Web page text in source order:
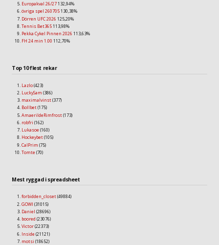
Europakval 26/27132,94%
övriga spel 260705130,38%
Dörren UFC 2026 125,20%
Tennis Bet365113,98%
Pekka Cykel Pinnen 2026 113,63%
FH 24 min 1.00 112,70%
Top 10 flest rekar
Lazlo(423)
LuckySam (386)
maximalvinst(377)
Bollbet(175)
AmaerildeRimfrost(173)
robfri (162)
Lukasoe (160)
Hockeybet(105)
CalPrim (75)
Tomte (70)
Mest ryggad i spreadsheet
forbidden_closet(49884)
GOWI (31015)
Daniel (28696)
boored (23076)
Victor(22373)
Inside (21121)
motsi (18652)